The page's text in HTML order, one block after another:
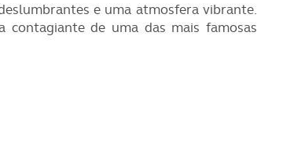
e uma atmosfera vibrante.
contagiante de uma das mais famosas